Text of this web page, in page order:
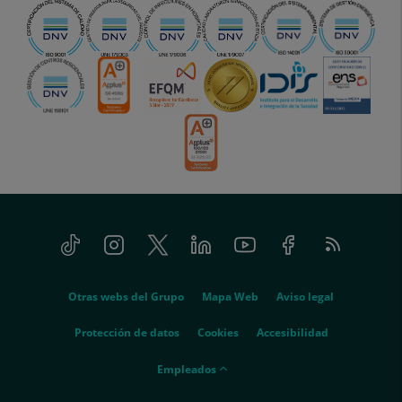
Tiktok InstagramTwitter LinkedinYoutube FacebookFeed
RSS
Otras webs del Grupo Mapa Web Aviso legal
Protección de datos Cookies Accesibilidad
empleados
Empleados